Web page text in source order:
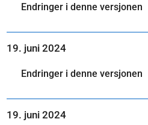
Endringer i denne versjonen
19. juni 2024
Endringer i denne versjonen
19. juni 2024